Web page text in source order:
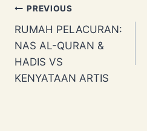
Post
navigation
PREVIOUS
RUMAH PELACURAN:
NAS AL-QURAN &
HADIS VS
KENYATAAN ARTIS